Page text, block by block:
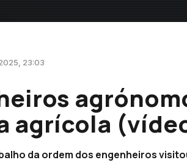
23:03
agrícola
da ordem dos engenheiros